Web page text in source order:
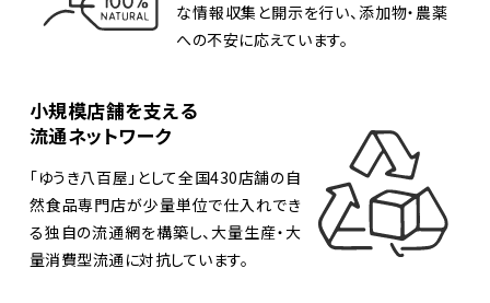
な情報収集と開示を行い、添加物・農薬
への不安に応えています。
小規模店舗を支える
流通ネットワーク
「ゆうき八百屋」として全国430店舗の自
然食品専門店が少量単位で仕入れでき
る独自の流通網を構築し、大量生産・大
量消費型流通に対抗しています。